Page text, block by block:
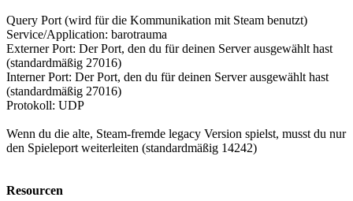
Query Port (wird für die Kommunikation mit Steam benutzt)
Service/Application: barotrauma
Externer Port: Der Port, den du für deinen Server ausgewählt hast
(standardmäßig 27016)
Interner Port: Der Port, den du für deinen Server ausgewählt hast
(standardmäßig 27016)
Protokoll: UDP
Wenn du die alte, Steam-fremde legacy Version spielst, musst du nur
den Spieleport weiterleiten (standardmäßig 14242)
Resourcen